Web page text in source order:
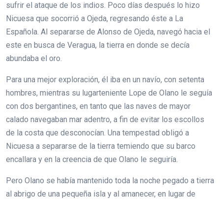
sufrir el ataque de los indios. Poco días después lo hizo
Nicuesa que socorrió a Ojeda, regresando éste a La
Española. Al separarse de Alonso de Ojeda, navegó hacia el
este en busca de Veragua, la tierra en donde se decía
abundaba el oro.
Para una mejor exploración, él iba en un navío, con setenta
hombres, mientras su lugarteniente Lope de Olano le seguía
con dos bergantines, en tanto que las naves de mayor
calado navegaban mar adentro, a fin de evitar los escollos
de la costa que desconocían. Una tempestad obligó a
Nicuesa a separarse de la tierra temiendo que su barco
encallara y en la creencia de que Olano le seguiría.
Pero Olano se había mantenido toda la noche pegado a tierra
al abrigo de una pequeña isla y al amanecer, en lugar de